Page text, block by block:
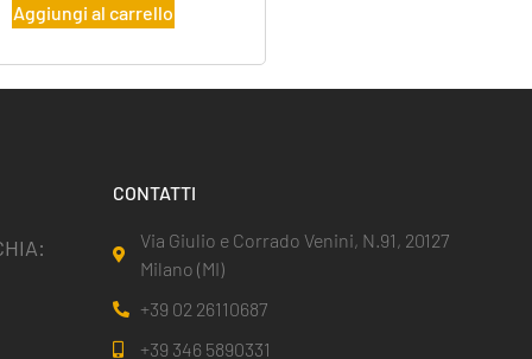
Aggiungi al carrello
CONTATTI
Via Giulio e Corrado Venini, N.91, 20127
Milano (MI)
+39 02 26110687
+39 346 5890331